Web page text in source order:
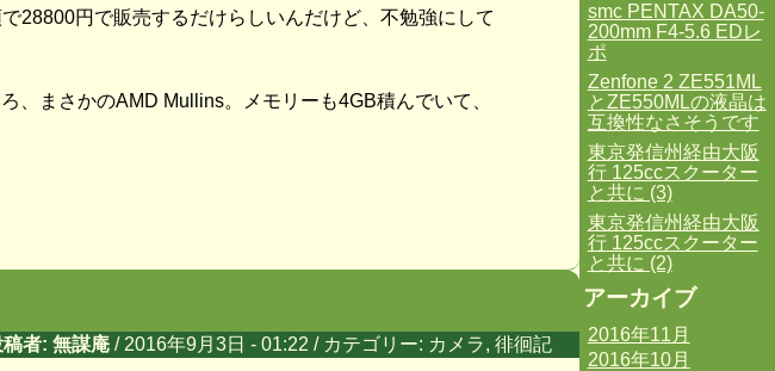
28800円で販売するだけらしいんだけど、不勉強にして
まさかのAMD Mullins。メモリーも4GB積んでいて、
稿者: 無謀庵/ 2016年9月3日 - 01:22 / カテゴリー: カメラ, 徘徊記
smc PENTAX DA50-
200mm F4-5.6 EDレ
ポ
Zenfone 2 ZE551ML
とZE550MLの液晶は
互換性なさそうです
東京発信州経由大阪
行 125ccスクーター
と共に (3)
東京発信州経由大阪
行 125ccスクーター
と共に (2)
アーカイブ
2016年11月
2016年10月